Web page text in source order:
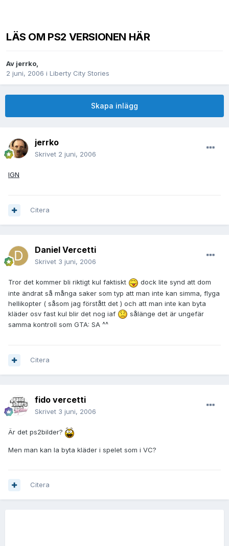
LÄS OM PS2 VERSIONEN HÄR
Av jerrko,
2 juni, 2006 i Liberty City Stories
Skapa inlägg
jerrko
Skrivet 2 juni, 2006
IGN
Citera
Daniel Vercetti
Skrivet 3 juni, 2006
Tror det kommer bli riktigt kul faktiskt
dock lite synd att dom
inte ändrat så många saker som typ att man inte kan simma, flyga
hellikopter ( såsom jag förstått det ) och att man inte kan byta
kläder osv fast kul blir det nog iaf
sålänge det är ungefär
samma kontroll som GTA: SA ^^
Citera
fido vercetti
Skrivet 3 juni, 2006
Är det ps2bilder?
Men man kan la byta kläder i spelet som i VC?
Citera